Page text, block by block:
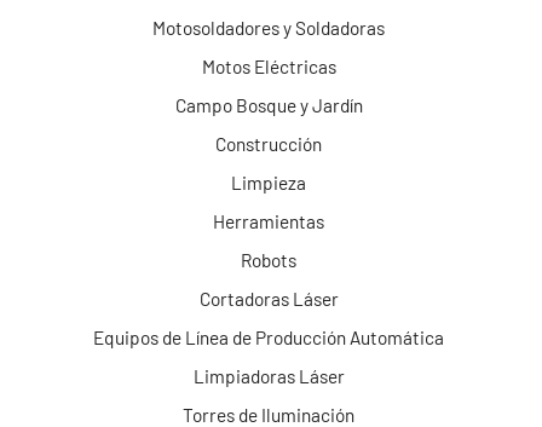
Motosoldadores y Soldadoras
Motos Eléctricas
Campo Bosque y Jardín
Construcción
Limpieza
Herramientas
Robots
Cortadoras Láser
Equipos de Línea de Producción Automática
Limpiadoras Láser
Torres de Iluminación